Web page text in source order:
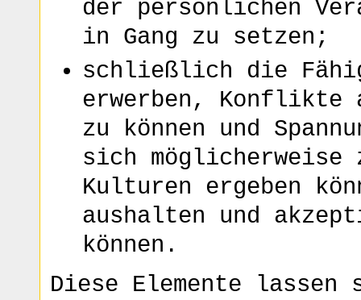
der persönlichen
in Gang zu setzen;
schließlich die
erwerben, Konflikte
zu können und
sich möglicherweise
Kulturen ergeben
aushalten und
können.
Diese Elemente